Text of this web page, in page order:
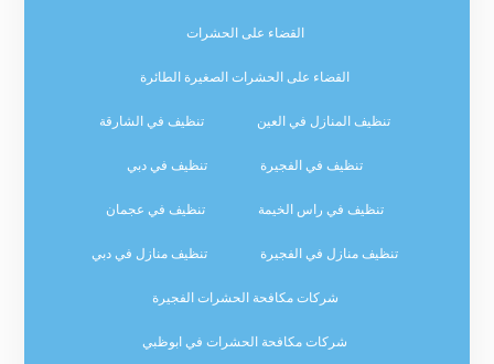
القضاء على الحشرات
القضاء على الحشرات الصغيرة الطائرة
تنظيف المنازل في العين تنظيف في الشارقة
تنظيف في الفجيرة تنظيف في دبي
تنظيف في راس الخيمة تنظيف في عجمان
تنظيف منازل في الفجيرة تنظيف منازل في دبي
شركات مكافحة الحشرات الفجيرة
شركات مكافحة الحشرات في ابوظبي